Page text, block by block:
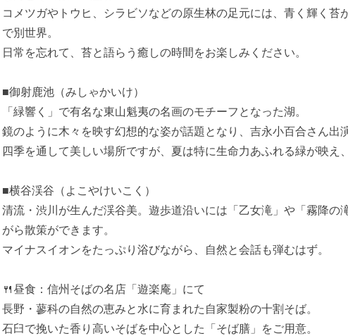
コメツガやトウヒ、シラビソなどの原生林の足元には、青く輝く苔
で別世界。
日常を忘れて、苔と語らう癒しの時間をお楽しみください。
■御射鹿池（みしゃかいけ）
「緑響く」で有名な東山魁夷の名画のモチーフとなった湖。
鏡のように木々を映す幻想的な姿が話題となり、吉永小百合さん出
四季を通して美しい場所ですが、夏は特に生命力あふれる緑が映え
■横谷渓谷（よこやけいこく）
清流・渋川が生んだ渓谷美。遊歩道沿いには「乙女滝」や「霧降の
がら散策ができます。
マイナスイオンをたっぷり浴びながら、自然と会話も弾むはず。
🍴昼食：信州そばの名店「遊楽庵」にて
長野・蓼科の自然の恵みと水に育まれた自家製粉の十割そば。
石臼で挽いた香り高いそばを中心とした「そば膳」をご用意。